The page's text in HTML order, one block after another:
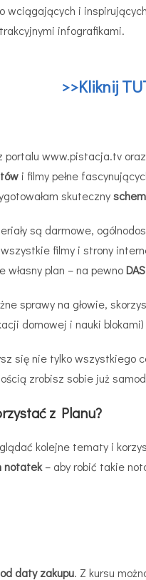
wciągających i
infografikami.
>>Kliknij
portalu www.pistacja.tv
i filmy pełne
skuteczny
są darmowe,
filmy i strony
plan – na pewno
sprawy na głowie,
domowej i nauki
się nie tylko
zrobisz sobie już
z Planu?
kolejne tematy i
notatek– aby robić takie
daty zakupu. Z kursu